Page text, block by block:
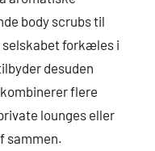
body scrubs til
selskabet forkæles i
desuden
flere
lounges eller
sammen.